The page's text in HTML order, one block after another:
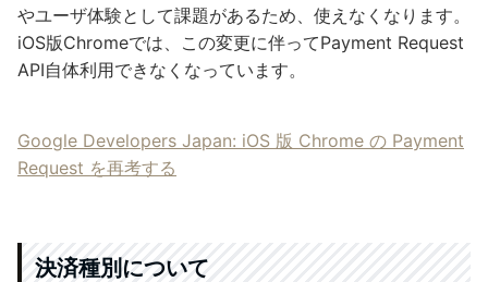
やユーザ体験として課題があるため、使えなくなります。
iOS版Chromeでは、この変更に伴ってPayment Request
API自体利用できなくなっています。
Google Developers Japan: iOS 版 Chrome の Payment
Request を再考する
決済種別について